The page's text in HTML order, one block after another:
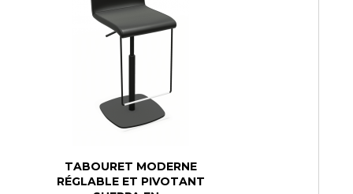
TABOURET MODERNE
RÉGLABLE ET PIVOTANT